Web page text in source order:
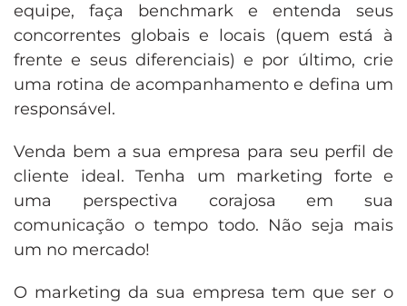
equipe, faça benchmark e entenda seus
concorrentes globais e locais (quem está à
frente e seus diferenciais) e por último, crie
uma rotina de acompanhamento e defina um
responsável.
Venda bem a sua empresa para seu perfil de
cliente ideal. Tenha um marketing forte e
uma perspectiva corajosa em sua
comunicação o tempo todo. Não seja mais
um no mercado!
O marketing da sua empresa tem que ser o